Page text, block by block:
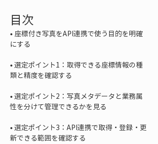
目次
• 座標付き写真をAPI連携で使う目的を明確
• 選定ポイント1：取得できる座標情報の種
• 選定ポイント2：写真メタデータと業務属
• 選定ポイント3：API連携で取得・登録・更